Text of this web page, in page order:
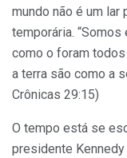
mundo não é um lar
temporária.
como o foram
a terra são como a
Crônicas 29:15)
O tempo está se
presidente